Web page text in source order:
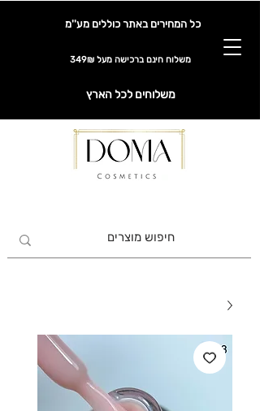
כל המחירים באתר כוללים מע''מ
משלוח חינם ברכישה מעל 349₪
משלוחים לכל הארץ